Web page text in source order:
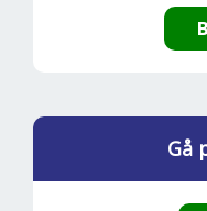
Gå